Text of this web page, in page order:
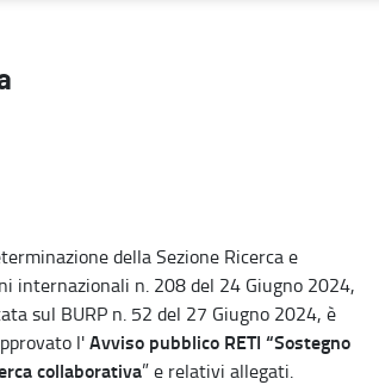
della Sezione Ricerca e
internazionali n. 208 del 24 Giugno 2024,
sul BURP n. 52 del 27 Giugno 2024, è
l'Avviso pubblico RETI “Sostegno
collaborativa” e relativi allegati.